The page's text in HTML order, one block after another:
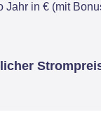
Jahr in € (mit